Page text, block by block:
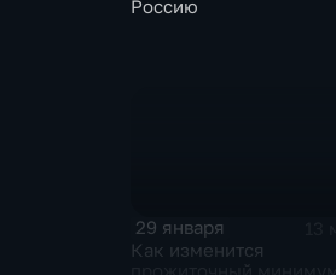
Россию
29 января
Как изменится